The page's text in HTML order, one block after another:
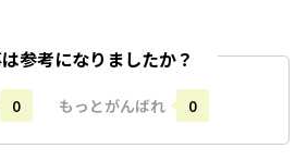
参考になりましたか？
0 もっとがんばれ 0